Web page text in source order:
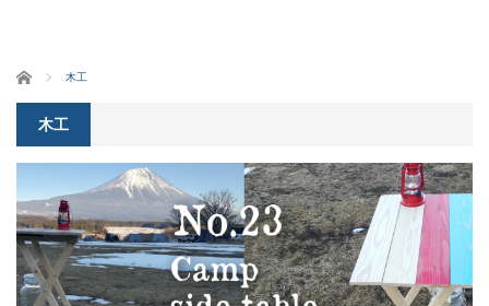
ホーム 木工
木工